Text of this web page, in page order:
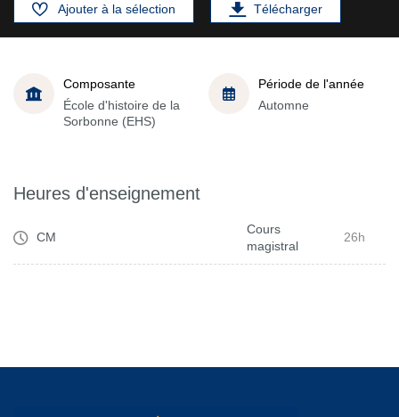
Ajouter à la sélection Télécharger
Composante
École d'histoire de la
Sorbonne (EHS)
Période de l'année
Automne
Heures d'enseignement
CM
Cours
magistral
26h